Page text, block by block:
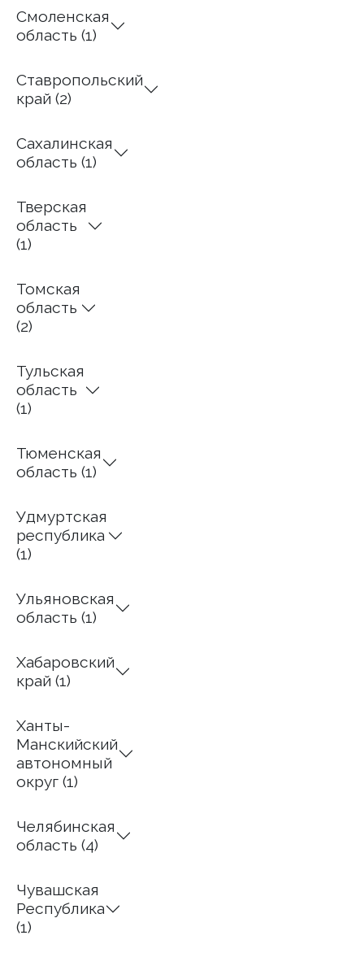
Смоленская
область (1)
Ставропольский
край (2)
Сахалинская
область (1)
Тверская
область
(1)
Томская
область
(2)
Тульская
область
(1)
Тюменская
область (1)
Удмуртская
республика
(1)
Ульяновская
область (1)
Хабаровский
край (1)
Ханты-
Манскийский
автономный
округ (1)
Челябинская
область (4)
Чувашская
Республика
(1)